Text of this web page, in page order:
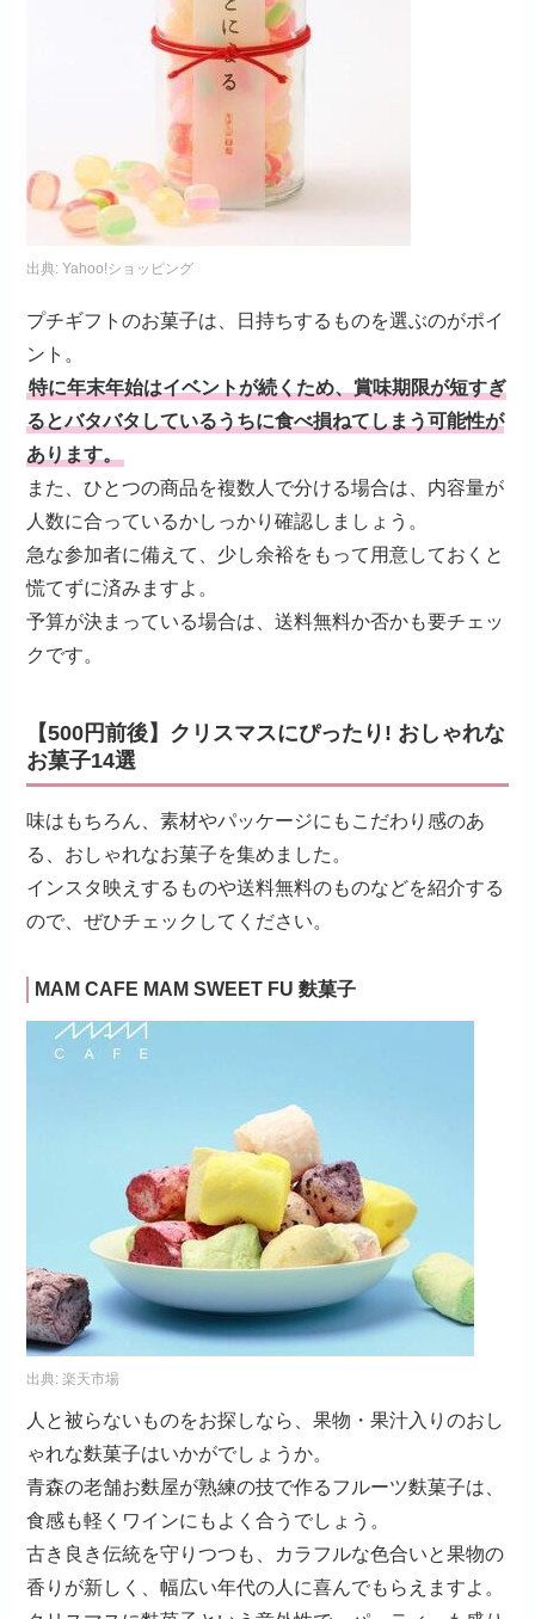
出典:Yahoo!ショッピング
プチギフトのお菓子は、日持ちするものを選ぶのがポイ
ント。
特に年末年始はイベントが続くため、賞味期限が短すぎ
るとバタバタしているうちに食べ損ねてしまう可能性が
あります。
また、ひとつの商品を複数人で分ける場合は、内容量が
人数に合っているかしっかり確認しましょう。
急な参加者に備えて、少し余裕をもって用意しておくと
慌てずに済みますよ。
予算が決まっている場合は、送料無料か否かも要チェッ
クです。
【500円前後】クリスマスにぴったり! おしゃれな
お菓子14選
味はもちろん、素材やパッケージにもこだわり感のあ
る、おしゃれなお菓子を集めました。
インスタ映えするものや送料無料のものなどを紹介する
ので、ぜひチェックしてください。
MAM CAFE MAM SWEET FU 麩菓子
出典:楽天市場
人と被らないものをお探しなら、果物・果汁入りのおし
ゃれな麩菓子はいかがでしょうか。
青森の老舗お麩屋が熟練の技で作るフルーツ麩菓子は、
食感も軽くワインにもよく合うでしょう。
古き良き伝統を守りつつも、カラフルな色合いと果物の
香りが新しく、幅広い年代の人に喜んでもらえますよ。